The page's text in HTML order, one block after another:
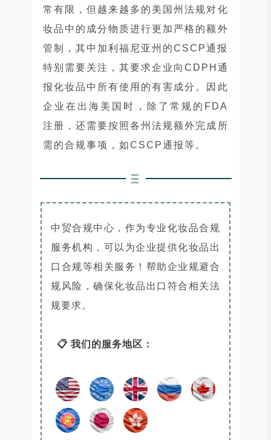
常有限，但越来越多的美国州法规对化
妆品中的成分物质进行更加严格的额外
管制，其中加利福尼亚州的CSCP通报
特别需要关注，其要求企业向CDPH通
报化妆品中所有使用的有害成分。因此
企业在出海美国时，除了常规的FDA
注册，还需要按照各州法规额外完成所
需的合规事项，如CSCP通报等。
中贸合规中心，作为专业化妆品合规
服务机构，可以为企业提供化妆品出
口合规等相关服务！帮助企业规避合
规风险，确保化妆品出口符合相关法
规要求。
📋 我们的服务地区：